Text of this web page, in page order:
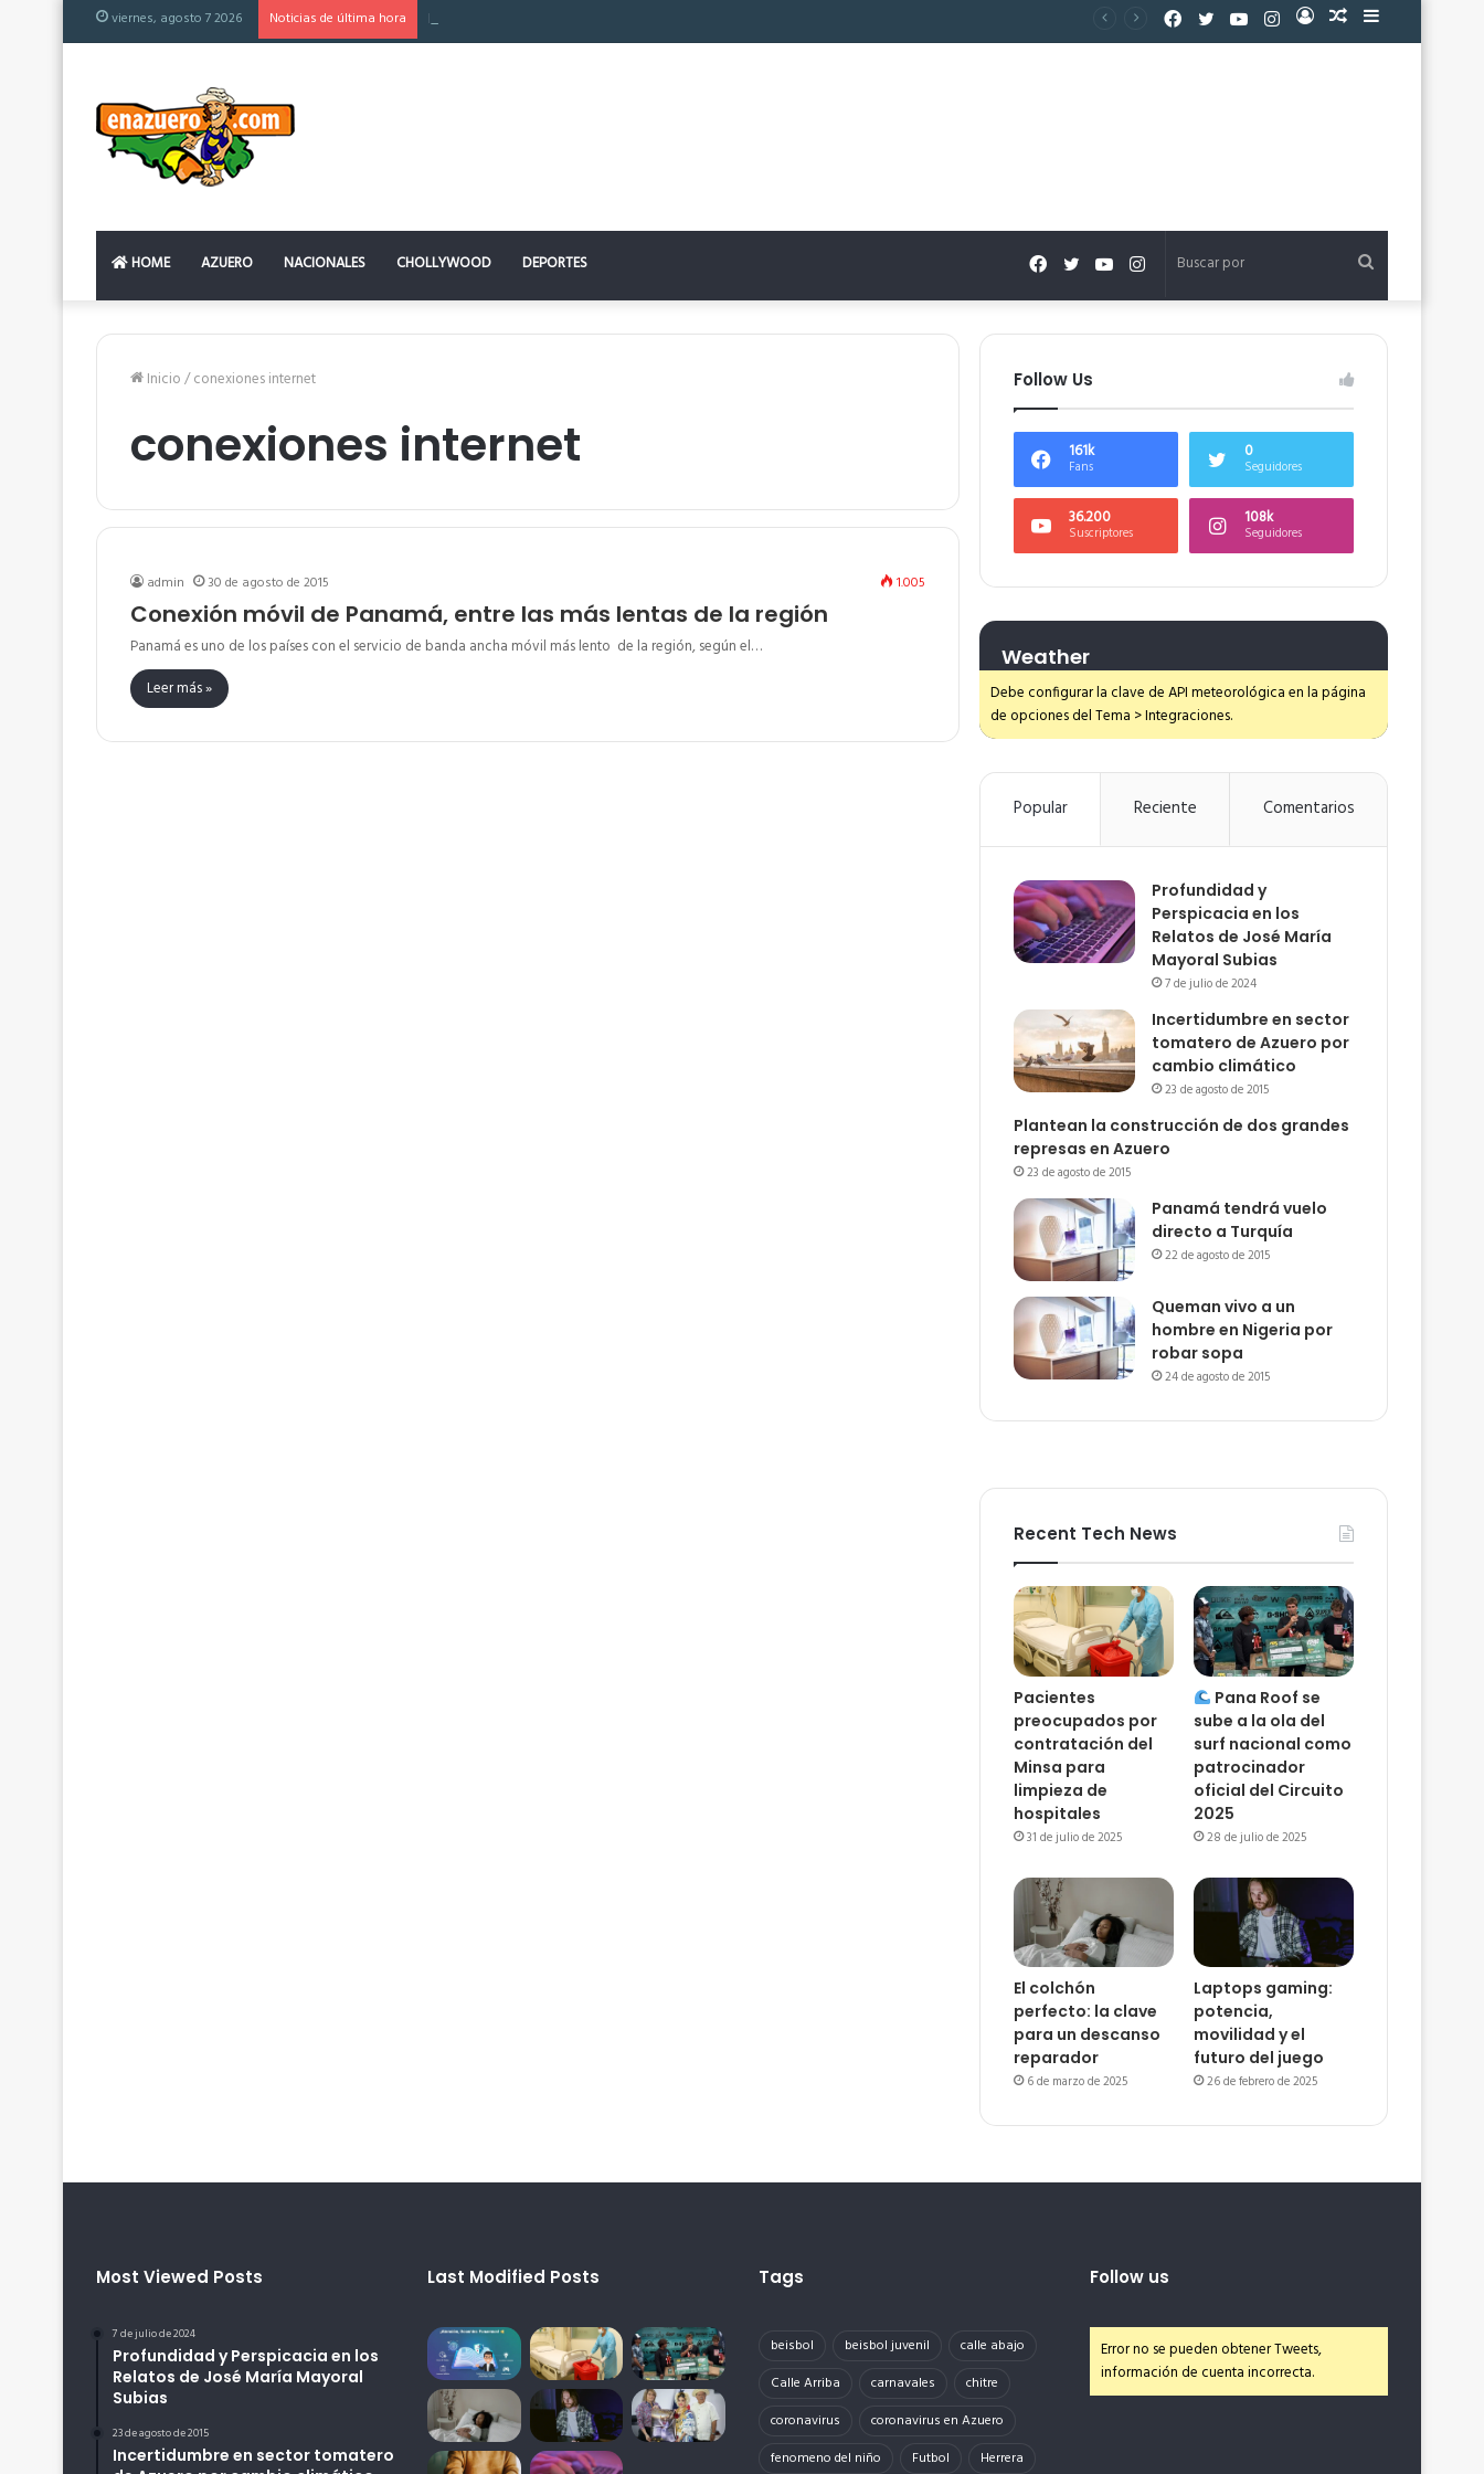
viernes, agosto 7 2026 Noticias de última hora El colchón perfecto: la clave para un descanso reparador
Barra
Publicación
Acceso
Instagram
YouTube
Twitter
Facebook
HOME AZUERO NACIONALES CHOLLYWOOD DEPORTES Buscar
por
Instagram
YouTube
Twitter
Facebook
Inicio/conexiones internet
conexiones internet
admin 30 de agosto de 2015 1.005
Conexión móvil de Panamá, entre las más lentas de la región
Panamá es uno de los países con el servicio de banda ancha móvil más lento de la región, según el…
Leer más »
Follow Us
161k
Fans
0
Seguidores
36.200
Suscriptores
108k
Seguidores
Weather
Debe configurar la clave de API meteorológica en la página
de opciones del Tema > Integraciones.
Popular Reciente Comentarios
Profundidad y
Perspicacia en los
Relatos de José María
Mayoral Subias
7 de julio de 2024
Incertidumbre en sector
tomatero de Azuero por
cambio climático
23 de agosto de 2015
Plantean la construcción de dos grandes
represas en Azuero
23 de agosto de 2015
Panamá tendrá vuelo
directo a Turquía
22 de agosto de 2015
Queman vivo a un
hombre en Nigeria por
robar sopa
24 de agosto de 2015
Recent Tech News
Pacientes
preocupados por
contratación del
Minsa para
limpieza de
hospitales
31 de julio de 2025
Pana Roof se
sube a la ola del
surf nacional como
patrocinador
oficial del Circuito
2025
28 de julio de 2025
El colchón
perfecto: la clave
para un descanso
reparador
6 de marzo de 2025
Laptops gaming:
potencia,
movilidad y el
futuro del juego
26 de febrero de 2025
Most Viewed Posts
7 de julio de 2024
Profundidad y Perspicacia en los
Relatos de José María Mayoral
Subias
23 de agosto de 2015
Incertidumbre en sector tomatero
Last Modified Posts Tags
beisbol beisbol juvenil
calle abajo
Calle Arriba
carnavales
chitre
coronavirus
coronavirus en Azuero
fenomeno del niño
Futbol
Herrera
Follow us
Error no se pueden obtener Tweets,
información de cuenta incorrecta.